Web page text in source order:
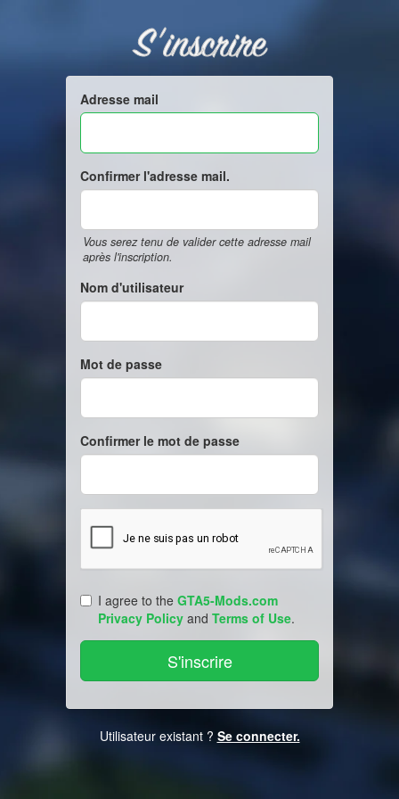
S'inscrire
Adresse mail
Confirmer l'adresse mail.
Vous serez tenu de valider cette adresse mail
après l'inscription.
Nom d'utilisateur
Mot de passe
Confirmer le mot de passe
I agree to the GTA5-Mods.com
Privacy Policy and Terms of Use.
Utilisateur existant ? Se connecter.